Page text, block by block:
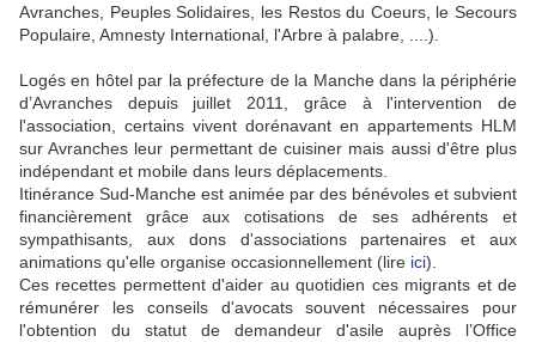
Avranches, Peuples Solidaires, les Restos du Coeurs, le Secours
Populaire, Amnesty International, l'Arbre à palabre, ....).
Logés en hôtel par la préfecture de la Manche dans la périphérie
d’Avranches depuis juillet 2011, grâce à l'intervention de
l'association, certains vivent dorénavant en appartements HLM
sur Avranches leur permettant de cuisiner mais aussi d'être plus
indépendant et mobile dans leurs déplacements.
Itinérance Sud-Manche est animée par des bénévoles et subvient
financièrement grâce aux cotisations de ses adhérents et
sympathisants, aux dons d'associations partenaires et aux
animations qu'elle organise occasionnellement (lire ici).
Ces recettes permettent d'aider au quotidien ces migrants et de
rémunérer les conseils d'avocats souvent nécessaires pour
l'obtention du statut de demandeur d'asile auprès l’Office